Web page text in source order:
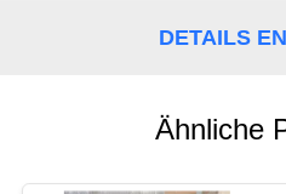
DETAILS
Ähnliche